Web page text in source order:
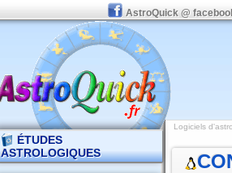
AstroQuick @
ÉTUDES
ASTROLOGIQUES
Logiciels